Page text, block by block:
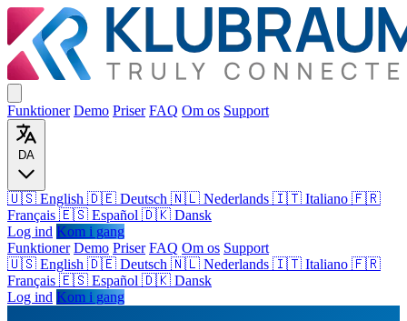
Funktioner Demo Priser FAQ Om os Support
DA
🇺🇸 English 🇩🇪 Deutsch 🇳🇱 Nederlands 🇮🇹 Italiano 🇫🇷
Français 🇪🇸 Español 🇩🇰 Dansk
Log ind Kom i gang
Funktioner Demo Priser FAQ Om os Support
🇺🇸 English 🇩🇪 Deutsch 🇳🇱 Nederlands 🇮🇹 Italiano 🇫🇷
Français 🇪🇸 Español 🇩🇰 Dansk
Log ind Kom i gang